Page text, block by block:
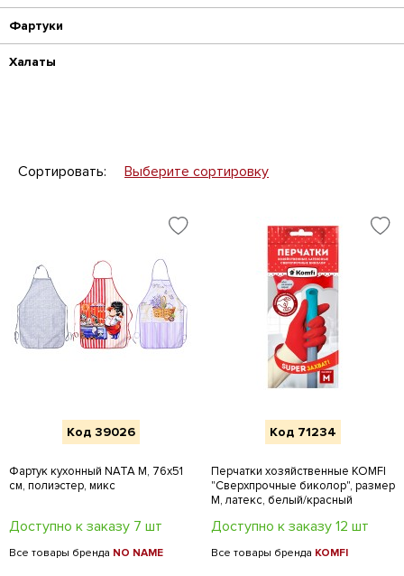
Фартуки
Халаты
Сортировать: Выберите сортировку
Код 39026
Фартук кухонный NATA M, 76х51
см, полиэстер, микс
Доступно к заказу 7 шт
Все товары бренда NO NAME
Код 71234
Перчатки хозяйственные KOMFI
"Сверхпрочные биколор", размер
M, латекс, белый/красный
Доступно к заказу 12 шт
Все товары бренда KOMFI